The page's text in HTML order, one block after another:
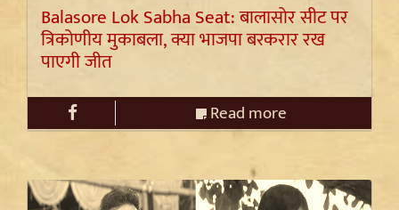
Balasore Lok Sabha Seat: बालासोर सीट पर
त्रिकोणीय मुकाबला, क्या भाजपा बरकरार रख
पाएगी जीत
Read more